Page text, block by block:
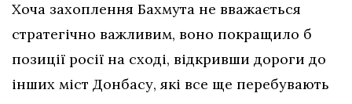
Хоча захоплення Бахмута не вважається
стратегічно важливим, воно покращило б
позиції росії на сході, відкривши дороги до
інших міст Донбасу, які все ще перебувають